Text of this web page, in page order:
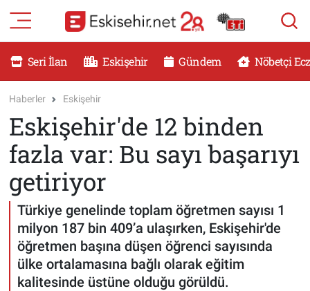
Seri İlan Eskişehir Gündem Nöbetçi
Haberler Eskişehir
Eskişehir'de 12 binden
fazla var: Bu sayı başarıyı
getiriyor
Türkiye genelinde toplam öğretmen sayısı 1
milyon 187 bin 409’a ulaşırken, Eskişehir'de
öğretmen başına düşen öğrenci sayısında
ülke ortalamasına bağlı olarak eğitim
kalitesinde üstüne olduğu görüldü.
RESMİ İLANLAR
DÜNYA
SAĞLIK
MAGAZİN
KADIN
TEKNOLOJİ
Eskişehir Nöbetçi Eczaneler
Eskişehir Namaz Vakitleri
Eskişehir Trafik Yoğunluk Haritası
Süper Lig Puan Durumu ve Fikstür
Tüm Manşetler
Son Dakika Haberleri